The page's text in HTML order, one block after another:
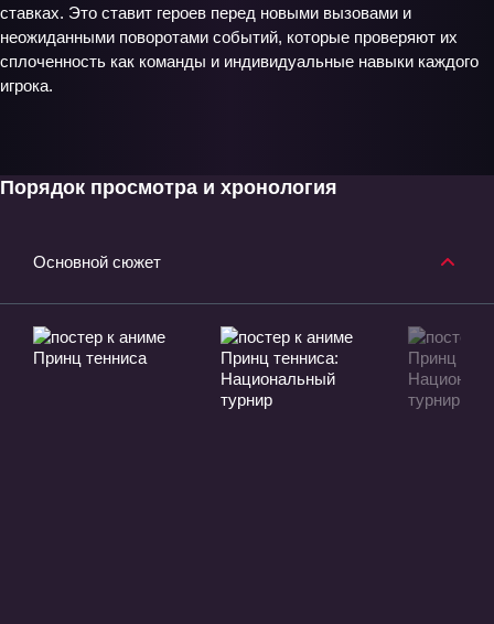
ставках. Это ставит героев перед новыми вызовами и
неожиданными поворотами событий, которые проверяют их
сплоченность как команды и индивидуальные навыки каждого
игрока.
Порядок просмотра и хронология
Основной сюжет